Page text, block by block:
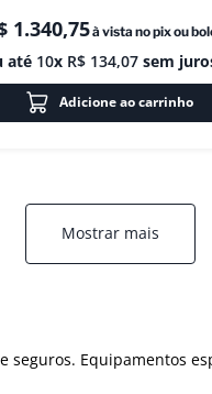
1.340,75à vista no pix ou
até 10x R$ 134,07 sem
Adicione ao carrinho
Mostrar mais
Equipamentos